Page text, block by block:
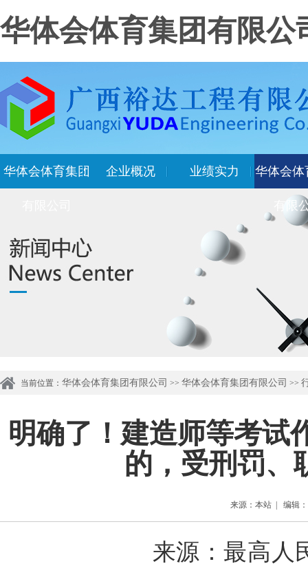
华体会体育集团有限公
华体会体育集团 企业概况 业绩实力 华体会体
有限
当前位置： 华体会体育集团有限公司 >> 华体会体育集团有限公司 >> 行
明确了！建造师等考试
的，受刑罚、
来源：本站 | 编辑
来源：最高人